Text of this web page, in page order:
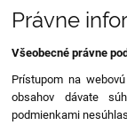
Právne
Právne
Všeobecné právne
Prístupom na
obsahov dávate
podmienkami